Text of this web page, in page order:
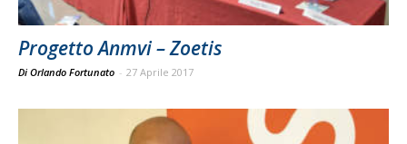
Progetto Anmvi – Zoetis
Di Orlando Fortunato - 27 Aprile 2017